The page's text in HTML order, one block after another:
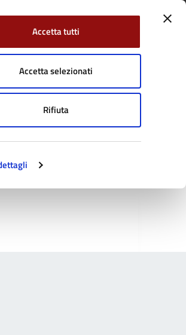
Accetta tutti
Accetta selezionati
Rifiuta
YouTube Cerca:
Tutti gli argomenti